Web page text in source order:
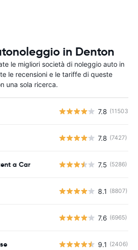
in Denton
le migliori società di noleggio auto in
le recensioni e le tariffe di queste
una sola ricerca.
7.8 (11503)
7.8 (7427)
a Car 7.5 (5286)
8.1 (8807)
7.6 (6965)
9.1 (2406)